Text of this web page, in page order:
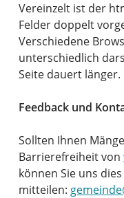
Vereinzelt ist der
Felder doppelt
Verschiedene
unterschiedlich
Seite dauert länger.
Feedback und
Sollten Ihnen
Barrierefreiheit von
können Sie uns dies
mitteilen: